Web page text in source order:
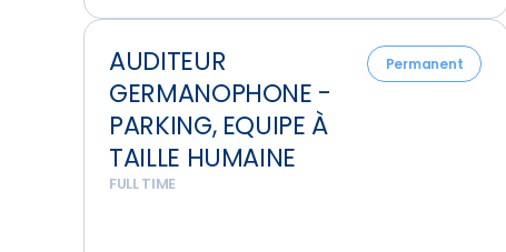
AUDITEUR
GERMANOPHONE -
PARKING, EQUIPE À
TAILLE HUMAINE
Permanent
FULL TIME
Auditeur
germanophone
Parking,
Equipe